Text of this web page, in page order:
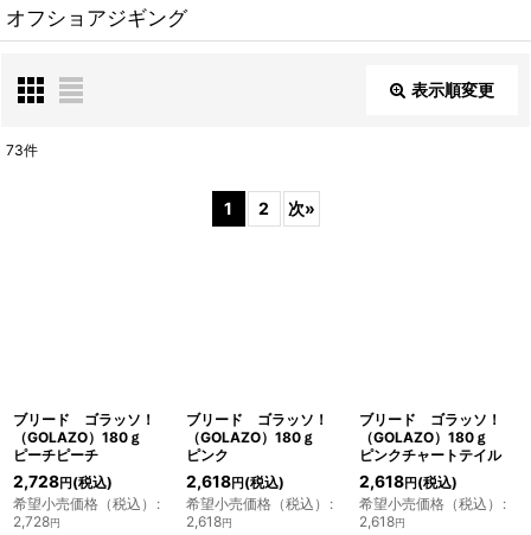
オフショアジギング
表示順変更
73件
1 2 次»
ブリード ゴラッソ！
（GOLAZO）180ｇ
ピーチピーチ
2,728円 (税込)
希望小売価格（税込） :
2,728円
ブリード ゴラッソ！
（GOLAZO）180ｇ
ピンク
2,618円(税込)
希望小売価格（税込） :
2,618円
ブリード ゴラッソ！
（GOLAZO）180ｇ
ピンクチャートテイル
2,618円(税込)
希望小売価格（税込） :
2,618円